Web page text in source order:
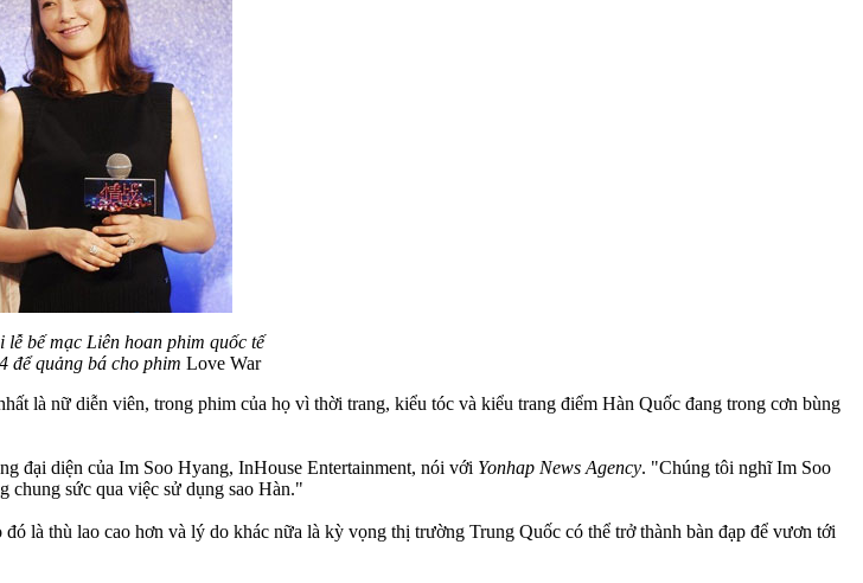
lễ bế mạc Liên hoan phim quốc tế
để quảng bá cho phim Love War
là nữ diễn viên, trong phim của họ vì thời trang, kiểu tóc và kiểu trang điểm Hàn Quốc đang trong cơn bùng
đại diện của Im Soo Hyang, InHouse Entertainment, nói với Yonhap News Agency. "Chúng tôi nghĩ Im Soo
sức qua việc sử dụng sao Hàn."
là thù lao cao hơn và lý do khác nữa là kỳ vọng thị trường Trung Quốc có thể trở thành bàn đạp để vươn tới